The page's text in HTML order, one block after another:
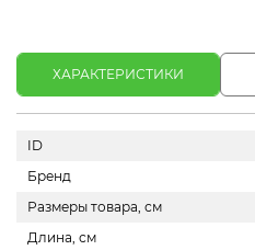
ХАРАКТЕРИСТИКИ
ID
Бренд
Размеры товара, см
Длина, см